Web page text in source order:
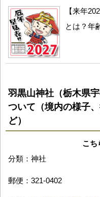
【来年
とは？年
羽黒山神社（栃木県
ついて（境内の様子
ど）
こち
分類：神社
郵便：321-0402